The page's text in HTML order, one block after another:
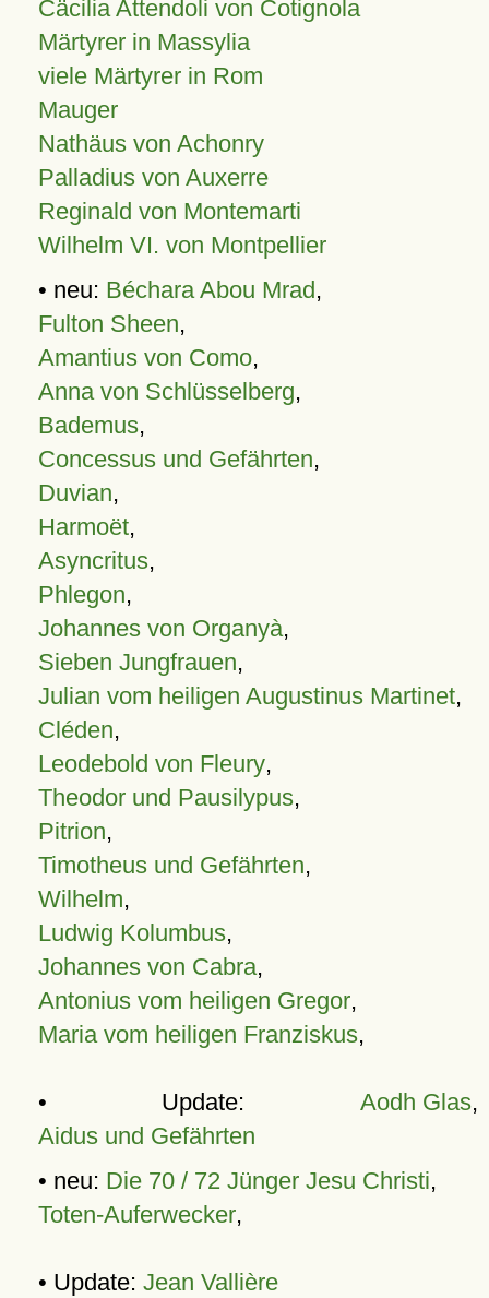
Cäcilia Attendoli von Cotignola
Märtyrer in Massylia
viele Märtyrer in Rom
Mauger
Nathäus von Achonry
Palladius von Auxerre
Reginald von Montemarti
Wilhelm VI. von Montpellier
• neu: Béchara Abou Mrad,
Fulton Sheen,
Amantius von Como,
Anna von Schlüsselberg,
Bademus,
Concessus und Gefährten,
Duvian,
Harmoët,
Asyncritus,
Phlegon,
Johannes von Organyà,
Sieben Jungfrauen,
Julian vom heiligen Augustinus Martinet,
Cléden,
Leodebold von Fleury,
Theodor und Pausilypus,
Pitrion,
Timotheus und Gefährten,
Wilhelm,
Ludwig Kolumbus,
Johannes von Cabra,
Antonius vom heiligen Gregor,
Maria vom heiligen Franziskus,
• Update: Aodh Glas,
Aidus und Gefährten
• neu: Die 70 / 72 Jünger Jesu Christi,
Toten-Auferwecker,
• Update: Jean Vallière